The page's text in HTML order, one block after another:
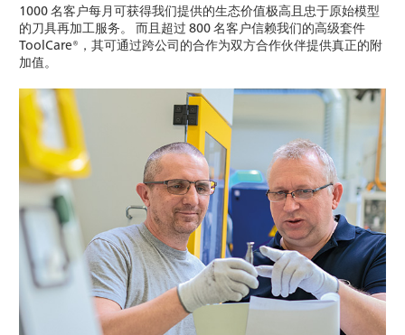
1000 名客户每月可获得我们提供的生态价值极高且忠于原始模型
的刀具再加工服务。 而且超过 800 名客户信赖我们的高级套件
ToolCare®，其可通过跨公司的合作为双方合作伙伴提供真正的附
加值。